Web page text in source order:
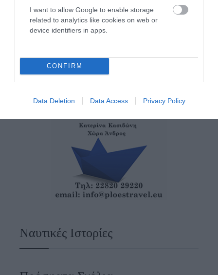
I want to allow Google to enable storage
related to analytics like cookies on web or
device identifiers in apps.
CONFIRM
Data Deletion Data Access Privacy Policy
ΘΕΛΟΥΜΕ…»
04/08/2026
Ναυτικές Ιστορίες